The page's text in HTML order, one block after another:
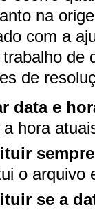
na
com a
de
de
data e
a hora
sempre
o arquivo
se a